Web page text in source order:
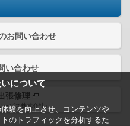
について
験を向上させ、コンテンツや
のトラフィックを分析するた
お問い合わせ
い合わせ
張修理
ービス株式会社）